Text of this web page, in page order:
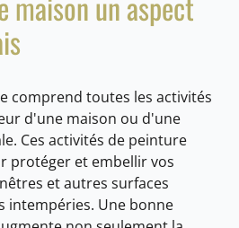
comprend toutes les activités
d'une maison ou d'une
Ces activités de peinture
protéger et embellir vos
et autres surfaces
intempéries. Une bonne